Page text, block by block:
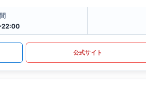
22:00
公式サイト